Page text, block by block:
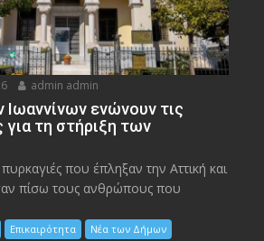
admin admin
Ιωαννίνων ενώνουν τις
για τη στήριξη των
που έπληξαν την Αττική και
πίσω τους ανθρώπους που
Επικαιρότητα Νέα των Δήμων